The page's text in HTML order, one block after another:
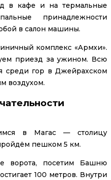
в кафе и на термальные
принадлежности
в салон машины.
комплекс «Армхи».
приезд за ужином. Всю
среди гор в Джейрахском
воздухом.
в Магас — столицу
пешком 5 км.
ворота, посетим Башню
100 метров. Внутри